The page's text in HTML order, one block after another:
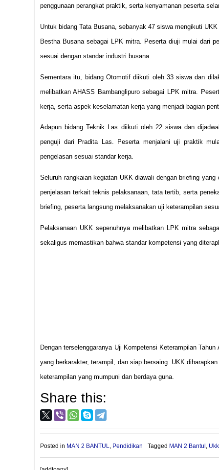
penggunaan perangkat praktik, serta kenyamanan peserta
Untuk bidang Tata Busana, sebanyak 47 siswa mengikuti
Bestha Busana sebagai LPK mitra. Peserta diuji mulai dari
sesuai dengan standar industri busana.
Sementara itu, bidang Otomotif diikuti oleh 33 siswa dan
melibatkan AHASS Bambanglipuro sebagai LPK mitra.
kerja, serta aspek keselamatan kerja yang menjadi bagian
Adapun bidang Teknik Las diikuti oleh 22 siswa dan
penguji dari Pradita Las. Peserta menjalani uji praktik
pengelasan sesuai standar kerja.
Seluruh rangkaian kegiatan UKK diawali dengan briefing
penjelasan terkait teknis pelaksanaan, tata tertib, serta
briefing, peserta langsung melaksanakan uji keterampilan
Pelaksanaan UKK sepenuhnya melibatkan LPK mitra
sekaligus memastikan bahwa standar kompetensi yang
Dengan terselenggaranya Uji Kompetensi Keterampilan
yang berkarakter, terampil, dan siap bersaing. UKK
keterampilan yang mumpuni dan berdaya guna.
Share this:
Posted in MAN 2 BANTUL Pendidikan Tagged MAN 2 Bantul Ukk